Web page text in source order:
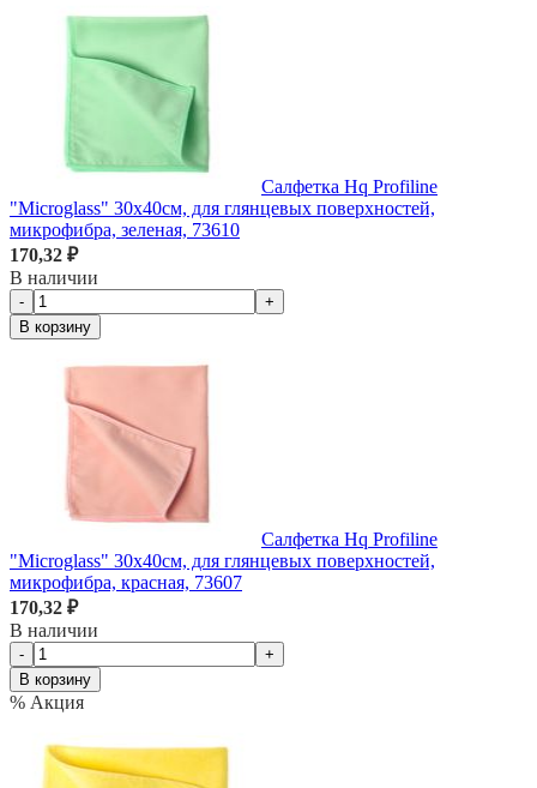
Салфетка Hq Profiline
"Microglass" 30х40см, для глянцевых поверхностей,
микрофибра, зеленая, 73610
170,32 ₽
В наличии
-
+
В корзину
Салфетка Hq Profiline
"Microglass" 30х40см, для глянцевых поверхностей,
микрофибра, красная, 73607
170,32 ₽
В наличии
-
+
В корзину
% Акция